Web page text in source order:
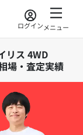
ログインメニュー
リス 4WD
場・査定実績